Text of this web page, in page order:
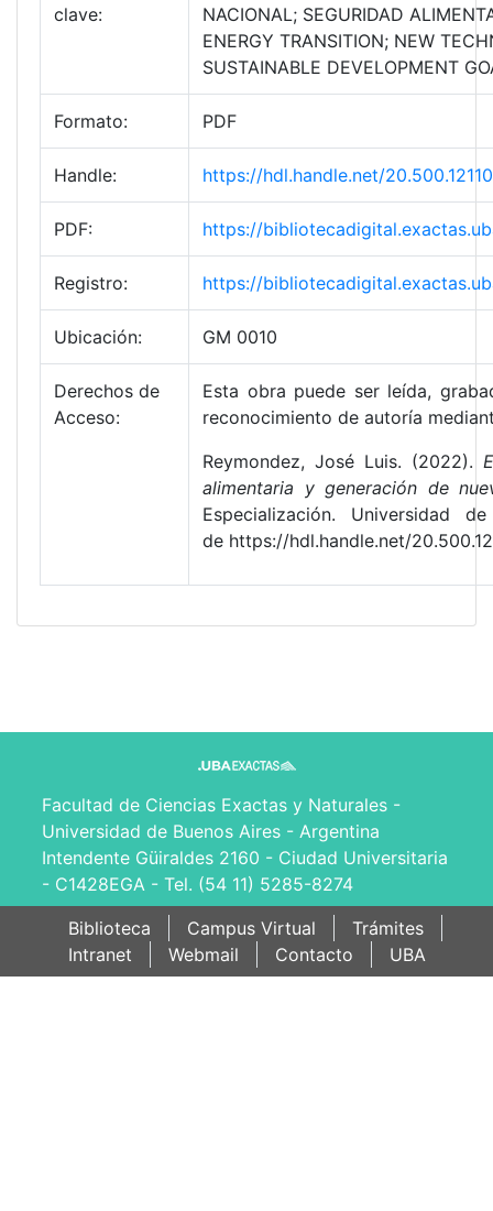
clave:
NACIONAL; SEGURIDAD
ENERGY TRANSITION; NEW
SUSTAINABLE DEVELOPMENT
Formato: PDF
Handle: https://hdl.handle.net/
PDF: https://
Registro: https://
Ubicación: GM 0010
Derechos de
Acceso:
Esta obra puede ser leída,
reconocimiento de autoría
Reymondez, José Luis. (2022).
alimentaria y generación de
Especialización. Universidad
de https://hdl.handle.net/
Facultad de Ciencias Exactas y Naturales -
Universidad de Buenos Aires - Argentina
Intendente Güiraldes 2160 - Ciudad Universitaria
- C1428EGA - Tel. (54 11) 5285-8274
Biblioteca
Campus Virtual
Trámites
Intranet
Webmail Contacto UBA